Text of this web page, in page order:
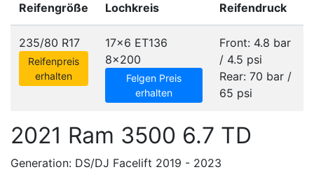
Reifengröße
Lochkreis
Reifendruck
235/80 R17
Reifenpreis
erhalten
17x6 ET136
8x200
Felgen Preis
erhalten
Front: 4.8 bar
/ 4.5 psi
Rear: 70 bar /
65 psi
2021 Ram 3500 6.7 TD
Generation: DS/DJ Facelift 2019 - 2023